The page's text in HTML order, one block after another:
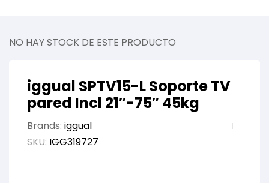
NO HAY STOCK DE ESTE PRODUCTO
iggual SPTV15-L Soporte TV
pared Incl 21″-75″ 45kg
Brands: iggual
SKU: IGG319727